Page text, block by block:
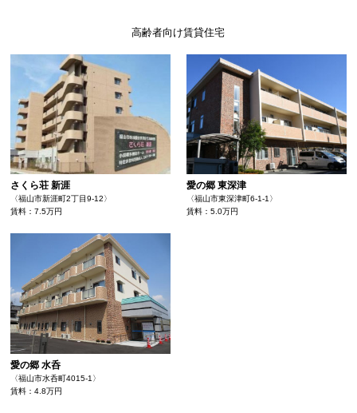
高齢者向け賃貸住宅
さくら荘 新涯
〈福山市新涯町2丁目9-12〉
賃料：7.5万円
愛の郷 東深津
〈福山市東深津町6-1-1〉
賃料：5.0万円
愛の郷 水呑
〈福山市水呑町4015-1〉
賃料：4.8万円